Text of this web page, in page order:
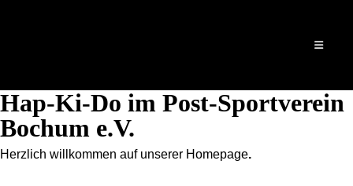
Hap-Ki-Do im Post-Sportverein
Bochum e.V.
Herzlich willkommen auf unserer Homepage.